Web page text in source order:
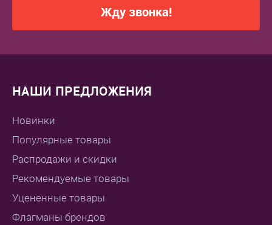
Жду звонка!
НАШИ ПРЕДЛОЖЕНИЯ
Новинки
Популярные товары
Распродажи и скидки
Рекомендуемые товары
Уцененные товары
Флагманы брендов